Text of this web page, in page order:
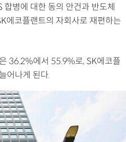
병에 대한 동의 안건과 반도체
에코플랜트의 자회사로 재편하는
36.2%에서 55.9%로, SK에코플
어나게 된다.